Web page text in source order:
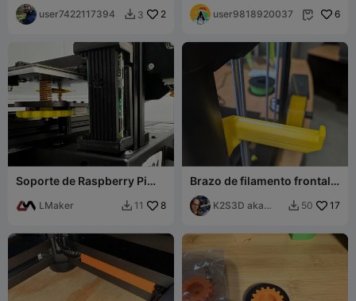
user7422117394  3 2 user9818920037  6
Soporte de Raspberry Pi
LMaker  11 8
Brazo de filamento frontal
para Ender 5 Max
K2S3D aka
 50 17